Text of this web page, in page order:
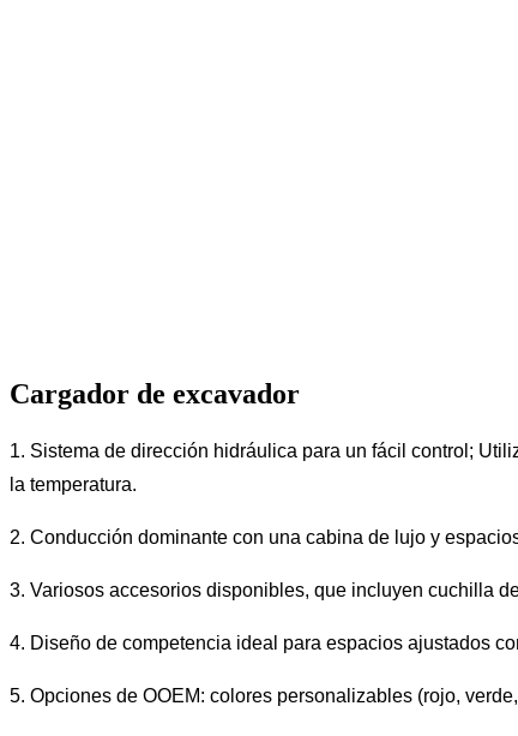
Cargador de excavador
1. Sistema de dirección hidráulica para un fácil control;
la temperatura.
2. Conducción dominante con una cabina de lujo y
3. Variosos accesorios disponibles, que incluyen cuchilla
4. Diseño de competencia ideal para espacios ajustados
5. Opciones de OOEM: colores personalizables (rojo,